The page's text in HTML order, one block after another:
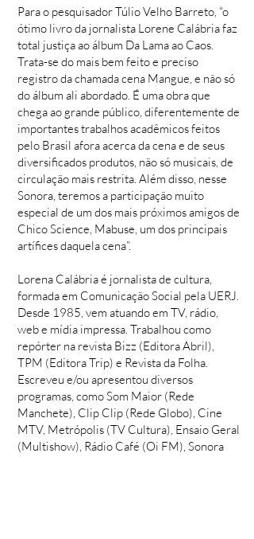
Para o pesquisador Túlio Velho Barreto, “o
ótimo livro da jornalista Lorene Calábria faz
total justiça ao álbum Da Lama ao Caos.
Trata-se do mais bem feito e preciso
registro da chamada cena Mangue, e não só
do álbum ali abordado. É uma obra que
chega ao grande público, diferentemente de
importantes trabalhos acadêmicos feitos
pelo Brasil afora acerca da cena e de seus
diversificados produtos, não só musicais, de
circulação mais restrita. Além disso, nesse
Sonora, teremos a participação muito
especial de um dos mais próximos amigos de
Chico Science, Mabuse, um dos principais
artífices daquela cena”.
Lorena Calábria é jornalista de cultura,
formada em Comunicação Social pela UERJ.
Desde 1985, vem atuando em TV, rádio,
web e mídia impressa. Trabalhou como
repórter na revista Bizz (Editora Abril),
TPM (Editora Trip) e Revista da Folha.
Escreveu e/ou apresentou diversos
programas, como Som Maior (Rede
Manchete), Clip Clip (Rede Globo), Cine
MTV, Metrópolis (TV Cultura), Ensaio Geral
(Multishow), Rádio Café (Oi FM), Sonora